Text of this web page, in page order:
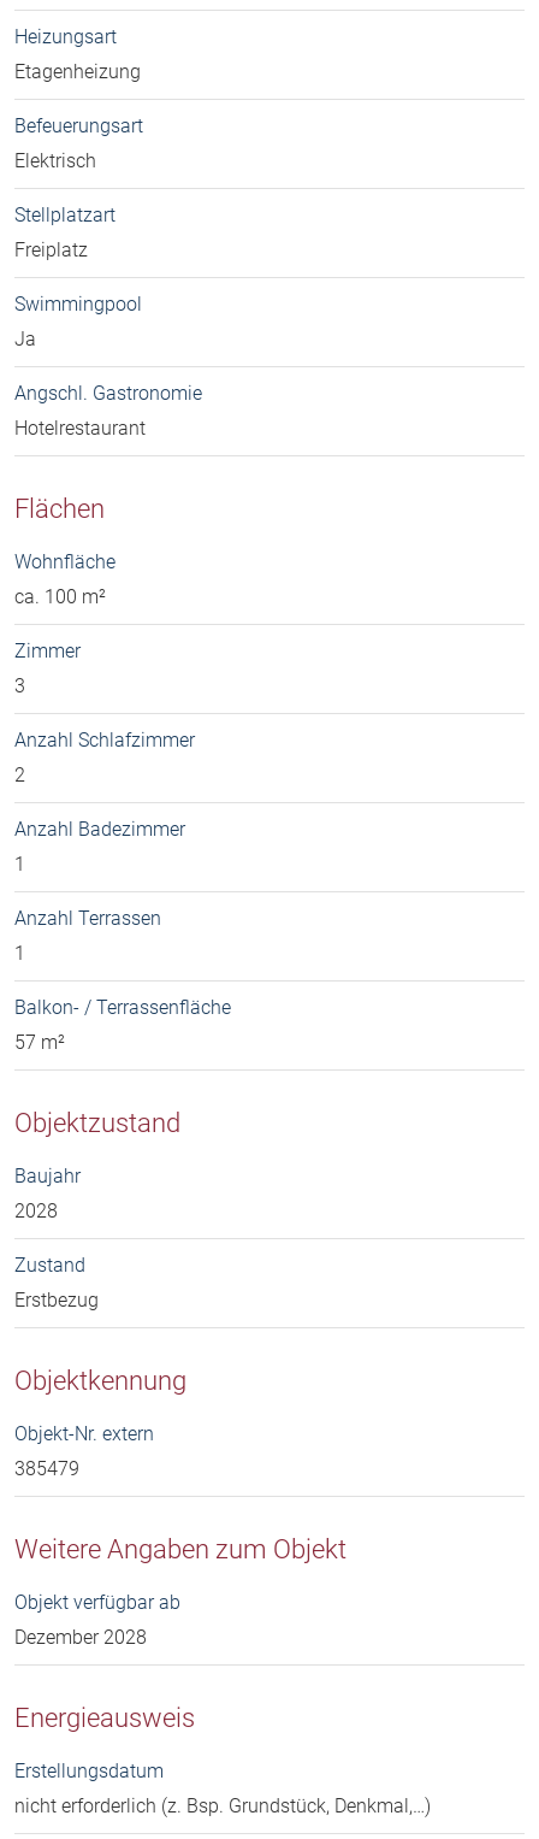
Heizungsart
Etagenheizung
Befeuerungsart
Elektrisch
Stellplatzart
Freiplatz
Swimmingpool
Ja
Angschl. Gastronomie
Hotelrestaurant
Flächen
Wohnfläche
ca. 100 m²
Zimmer
3
Anzahl Schlafzimmer
2
Anzahl Badezimmer
1
Anzahl Terrassen
1
Balkon- / Terrassenfläche
57 m²
Objektzustand
Baujahr
2028
Zustand
Erstbezug
Objektkennung
Objekt-Nr. extern
385479
Weitere Angaben zum Objekt
Objekt verfügbar ab
Dezember 2028
Energieausweis
Erstellungsdatum
nicht erforderlich (z. Bsp. Grundstück, Denkmal,…)